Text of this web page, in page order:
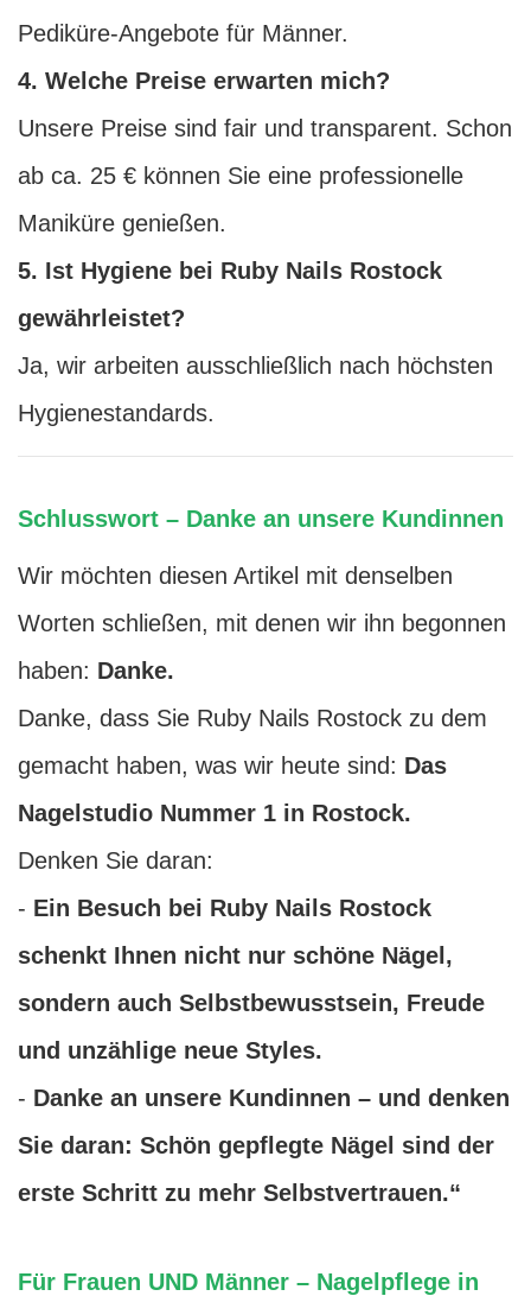
Pediküre-Angebote für Männer.
4. Welche Preise erwarten mich?
Unsere Preise sind fair und transparent. Schon
ab ca. 25 € können Sie eine professionelle
Maniküre genießen.
5. Ist Hygiene bei Ruby Nails Rostock
gewährleistet?
Ja, wir arbeiten ausschließlich nach höchsten
Hygienestandards.
Schlusswort – Danke an unsere Kundinnen
Wir möchten diesen Artikel mit denselben
Worten schließen, mit denen wir ihn begonnen
haben: Danke.
Danke, dass Sie Ruby Nails Rostock zu dem
gemacht haben, was wir heute sind: Das
Nagelstudio Nummer 1 in Rostock.
Denken Sie daran:
- Ein Besuch bei Ruby Nails Rostock
schenkt Ihnen nicht nur schöne Nägel,
sondern auch Selbstbewusstsein, Freude
und unzählige neue Styles.
- Danke an unsere Kundinnen – und denken
Sie daran: Schön gepflegte Nägel sind der
erste Schritt zu mehr Selbstvertrauen.“
Für Frauen UND Männer – Nagelpflege in